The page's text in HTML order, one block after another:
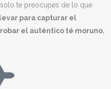
te preocupes de lo que
para capturar el
el auténtico té moruno.